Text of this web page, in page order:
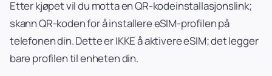
Etter kjøpet vil du motta en QR-kodeinstallasjonslink;
skann QR-koden for å installere eSIM-profilen på
telefonen din. Dette er IKKE å aktivere eSIM; det legger
bare profilen til enheten din.